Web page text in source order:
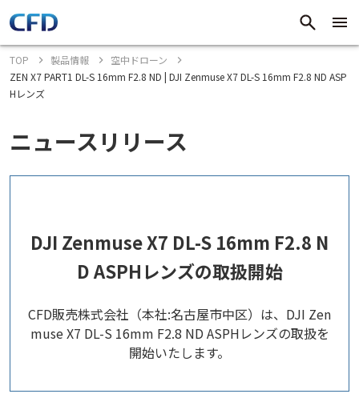
TOP 製品情報
空中ドローン
ZEN X7 PART1 DL-S 16mm F2.8 ND | DJI Zenmuse X7 DL-S 16mm F2.8 ND ASP
Hレンズ
ニュースリリース
DJI Zenmuse X7 DL-S 16mm F2.8 N
D ASPHレンズの取扱開始
CFD販売株式会社（本社:名古屋市中区）は、DJI Zen
muse X7 DL-S 16mm F2.8 ND ASPHレンズの取扱を
開始いたします。